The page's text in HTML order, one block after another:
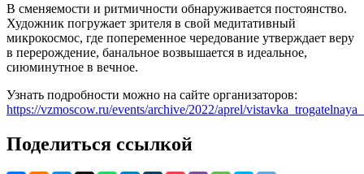
В сменяемости и ритмичности обнаруживается постоянство.
Художник погружает зрителя в свой медитативный
микрокосмос, где попеременное чередование утверждает веру
в перерождение, банальное возвышается в идеальное,
сиюминутное в вечное.
Узнать подробности можно на сайте организаторов:
https://vzmoscow.ru/events/archive/2022/aprel/
Поделиться ссылкой